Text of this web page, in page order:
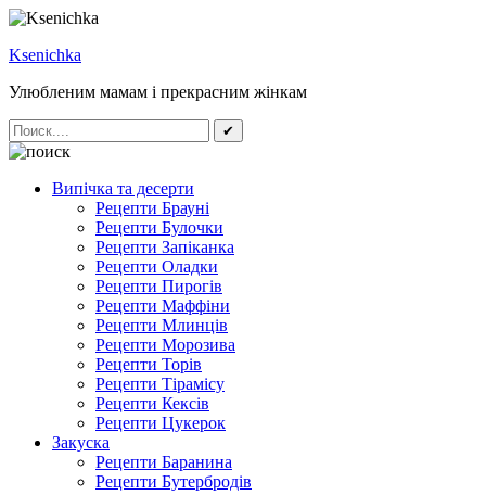
Ksenichka
Улюбленим мамам і прекрасним жінкам
✔
Випічка та десерти
Рецепти Брауні
Рецепти Булочки
Рецепти Запіканка
Рецепти Оладки
Рецепти Пирогів
Рецепти Маффіни
Рецепти Млинців
Рецепти Морозива
Рецепти Торів
Рецепти Тірамісу
Рецепти Кексів
Рецепти Цукерок
Закуска
Рецепти Баранина
Рецепти Бутербродів